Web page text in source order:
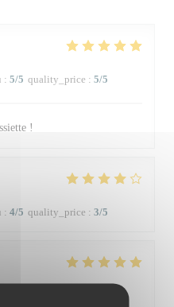
: 5/5 quality_price : 5/5
!
: 4/5 quality_price : 3/5